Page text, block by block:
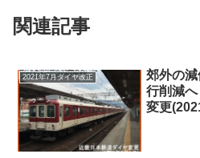
関連記事
2021年7月ダイヤ改正
郊外の
行削減
変更